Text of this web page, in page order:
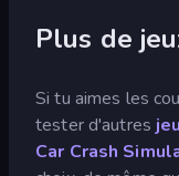
Plus de
Si tu aimes les
tester d'autres
Car Crash